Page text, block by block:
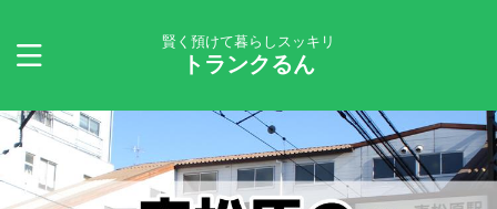
賢く預けて暮らしスッキリ
トランクるん